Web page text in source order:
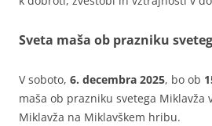
Sveta maša ob prazniku
V soboto, 6. decembra 2025, bo ob
maša ob prazniku svetega Miklavža
Miklavža na Miklavškem hribu.